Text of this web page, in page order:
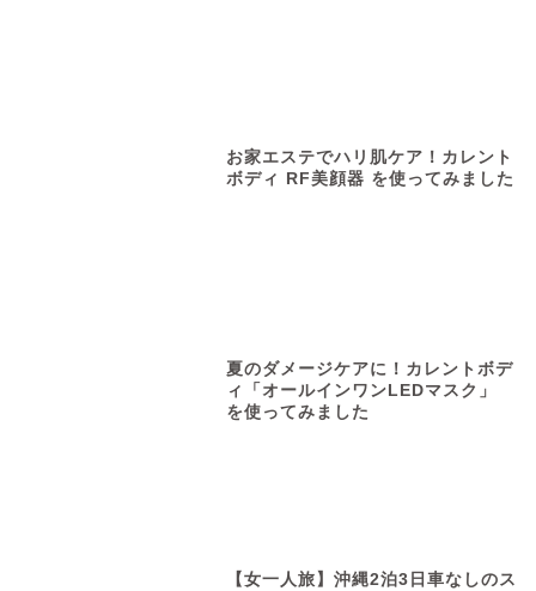
お家エステでハリ肌ケア！カレント
ボディ RF美顔器 を使ってみました
夏のダメージケアに！カレントボデ
ィ「オールインワンLEDマスク」
を使ってみました
【女一人旅】沖縄2泊3日車なしのス